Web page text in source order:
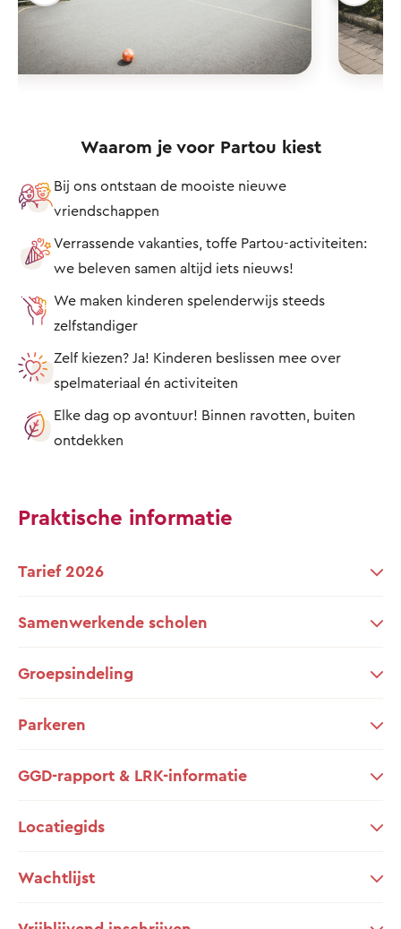
Waarom je voor Partou kiest
Bij ons ontstaan de mooiste nieuwe
vriendschappen
Verrassende vakanties, toffe Partou-activiteiten:
we beleven samen altijd iets nieuws!
We maken kinderen spelenderwijs steeds
zelfstandiger
Zelf kiezen? Ja! Kinderen beslissen mee over
spelmateriaal én activiteiten
Elke dag op avontuur! Binnen ravotten, buiten
ontdekken
Praktische informatie
Tarief 2026
Samenwerkende scholen
Groepsindeling
Parkeren
GGD-rapport & LRK-informatie
Locatiegids
Wachtlijst